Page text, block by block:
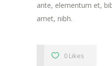
ante, elementum et,
amet, nibh.
0 Likes